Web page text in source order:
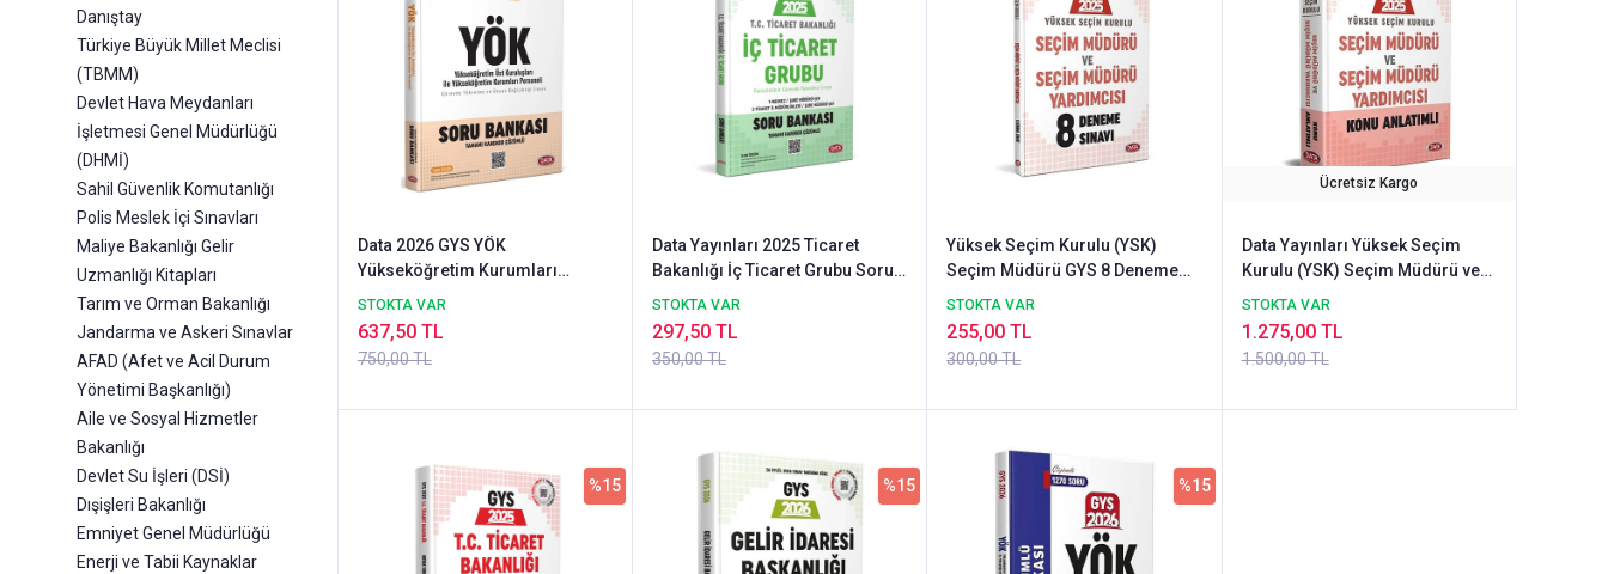
Danıştay
Türkiye Büyük Millet Meclisi
(TBMM)
Devlet Hava Meydanları
İşletmesi Genel Müdürlüğü
(DHMİ)
Sahil Güvenlik Komutanlığı
Polis Meslek İçi Sınavları
Maliye Bakanlığı Gelir
Uzmanlığı Kitapları
Tarım ve Orman Bakanlığı
Jandarma ve Askeri Sınavlar
AFAD (Afet ve Acil Durum
Yönetimi Başkanlığı)
Aile ve Sosyal Hizmetler
Bakanlığı
Devlet Su İşleri (DSİ)
Dışişleri Bakanlığı
Emniyet Genel Müdürlüğü
Enerji ve Tabii Kaynaklar
Data 2026 GYS YÖK
Yükseköğretim Kurumları
Personeli Soru Bankası
Çözümlü Görevde Yükselme
Data Yayınları
STOKTA VAR
750,00 TL
637,50 TL
Data Yayınları 2025 Ticaret
Bakanlığı İç Ticaret Grubu Soru
Bankası - Karekod Çözümlü
STOKTA VAR
350,00 TL
297,50 TL
Yüksek Seçim Kurulu (YSK)
Seçim Müdürü GYS 8 Deneme
Sınavı
STOKTA VAR
300,00 TL
255,00 TL
Ücretsiz Kargo
Data Yayınları Yüksek Seçim
Kurulu (YSK) Seçim Müdürü ve
Seçim Müdür Yardımcısı Konu
Anlatımlı
STOKTA VAR
1.500,00 TL
1.275,00 TL
%15 %15 %15